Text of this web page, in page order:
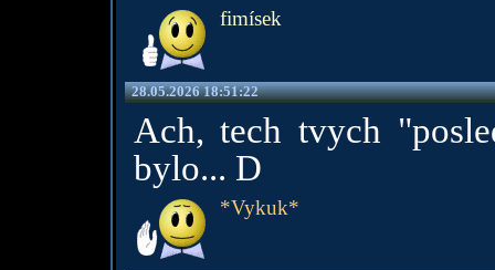
fimísek
28.05.2026 18:51:22
Ach, tech tvych
bylo... D
*Vykuk*